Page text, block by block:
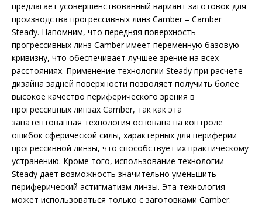
предлагает усовершенствованный вариант заготовок для
производства прогрессивных линз Camber – Camber
Steady. Напомним, что передняя поверхность
прогрессивных линз Camber имеет переменную базовую
кривизну, что обеспечивает лучшее зрение на всех
расстояниях. Применение технологии Steady при расчете
дизайна задней поверхности позволяет получить более
высокое качество периферического зрения в
прогрессивных линзах Camber, так как эта
запатентованная технология основана на контроле
ошибок сферической силы, характерных для периферии
прогрессивной линзы, что способствует их практическому
устранению. Кроме того, использование технологии
Steady дает возможность значительно уменьшить
периферический астигматизм линзы. Эта технология
может использоваться только с заготовками Camber.